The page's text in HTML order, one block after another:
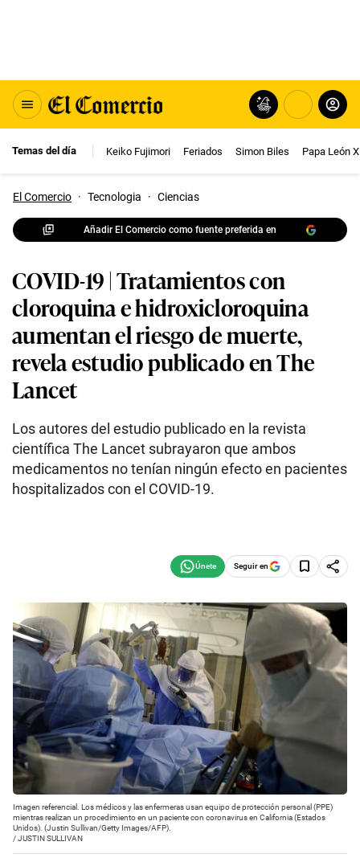
Temas del día Keiko Fujimori Feriados Simon Biles Papa León
El Comercio · Tecnologia · Ciencias
Añadir El Comercio como fuente preferida en
COVID-19 | Tratamientos con
cloroquina e hidroxicloroquina
aumentan el riesgo de muerte,
revela estudio publicado en The
Lancet
Los autores del estudio publicado en la revista
científica The Lancet subrayaron que ambos
medicamentos no tenían ningún efecto en pacientes
hospitalizados con el COVID-19.
Seguir en
Imagen referencial. Los médicos y las enfermeras usan equipo de protección personal (PPE)
mientras realizan un procedimiento en un paciente con coronavirus en California (Estados
Unidos). (Justin Sullivan/Getty Images/AFP).
/JUSTIN SULLIVAN